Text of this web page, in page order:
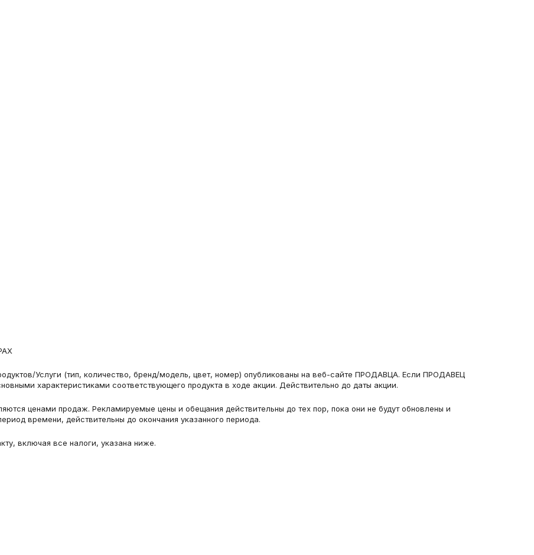
Услуги (тип, количество, бренд/модель, цвет, номер) опубликованы на веб-сайте ПРОДАВЦА. Если ПРОДАВЕЦ
характеристиками соответствующего продукта в ходе акции. Действительно до даты акции.
ценами продаж. Рекламируемые цены и обещания действительны до тех пор, пока они не будут обновлены и
времени, действительны до окончания указанного периода.
включая все налоги, указана ниже.